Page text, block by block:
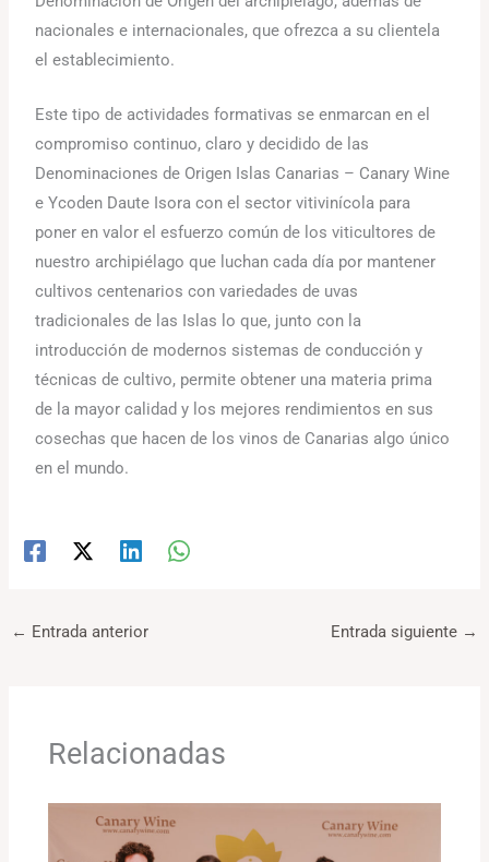
nacionales e internacionales, que ofrezca a su clientela
el establecimiento.
Este tipo de actividades formativas se enmarcan en el
compromiso continuo, claro y decidido de las
Denominaciones de Origen Islas Canarias – Canary Wine
e Ycoden Daute Isora con el sector vitivinícola para
poner en valor el esfuerzo común de los viticultores de
nuestro archipiélago que luchan cada día por mantener
cultivos centenarios con variedades de uvas
tradicionales de las Islas lo que, junto con la
introducción de modernos sistemas de conducción y
técnicas de cultivo, permite obtener una materia prima
de la mayor calidad y los mejores rendimientos en sus
cosechas que hacen de los vinos de Canarias algo único
en el mundo.
← Entrada anterior Entrada siguiente →
Relacionadas